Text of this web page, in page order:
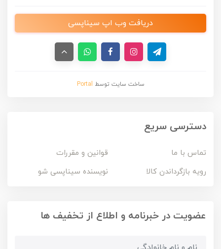
دریافت وب اپ سیناپسی
ساخت سایت توسط Portal
دسترسی سریع
تماس با ما
قوانین و مقررات
رویه بازگرداندن کالا
نویسنده سیناپسی شو
عضویت در خبرنامه و اطلاع از تخفیف ها